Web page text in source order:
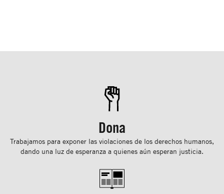
Dona
Trabajamos para exponer las violaciones de los derechos humanos,
dando una luz de esperanza a quienes aún esperan justicia.